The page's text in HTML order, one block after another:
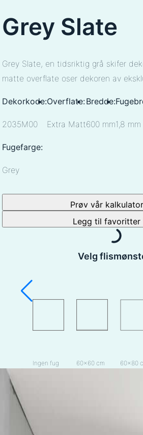
Velg
Ingen fug 60×60 cm 60×80
Grey Slate
Grey Slate, en tidsriktig grå skifer
matte overflate oser dekoren av
Dekorkode:
2035M00
Overflate:
Extra Matt
Bredde:
600 mm1,8 mm
Fugefarge:
Grey
Prøv vår kalkulator
Legg til favoritter